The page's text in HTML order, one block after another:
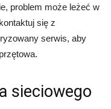
problem może leżeć w
się z
serwis, aby
sieciowego